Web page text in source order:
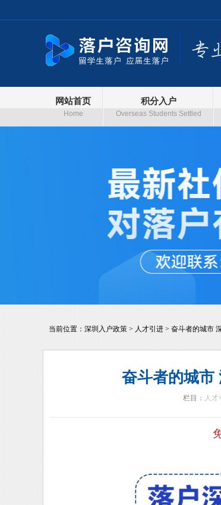
网站首页
Home
积分入户
Overseas Students Settled
当前位置： 深圳入户政策 > 人才引进 > 奋斗者的城市
奋斗者的城市
栏目： 人才